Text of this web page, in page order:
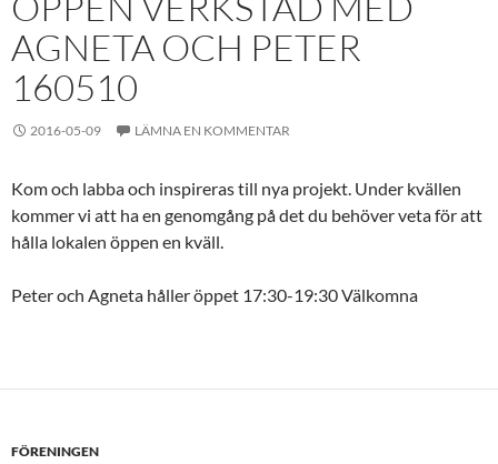
AGNETA OCH PETER
160510
2016-05-09 LÄMNA EN KOMMENTAR
Kom och labba och inspireras till nya projekt. Under kvällen
kommer vi att ha en genomgång på det du behöver veta för att
hålla lokalen öppen en kväll.
Peter och Agneta håller öppet 17:30-19:30 Välkomna
FÖRENINGEN